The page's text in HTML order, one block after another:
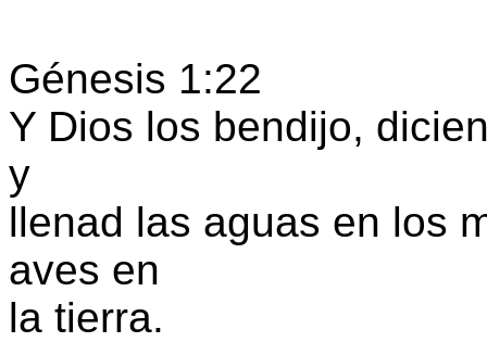
Génesis 1:22
Y Dios los bendijo,
y
llenad las aguas en los
aves en
la tierra.